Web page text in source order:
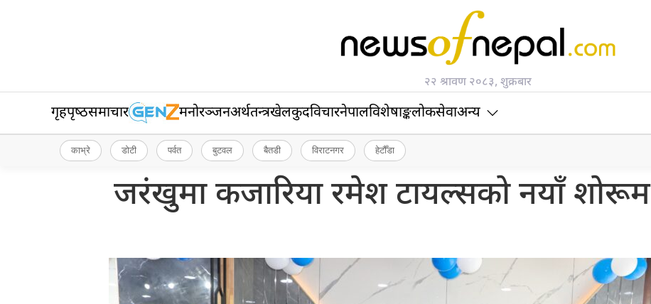
२२ श्रावण २०८३, शुक्रबार
गृहपृष्‍ठसमाचार मनोरञ्जनअर्थतन्त्रखेलकुदविचारनेपालविशेषाङ्कलोकसेवाअन्य
काभ्रे डोटी पर्वत बुटवल बैतडी विराटनगर हेटौँडा
जरंखुमा कजारिया रमेश टायल्सको नयाँ शोरूम